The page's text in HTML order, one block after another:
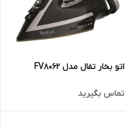
اتو بخار تفال مدل FV8062
تماس بگیرید